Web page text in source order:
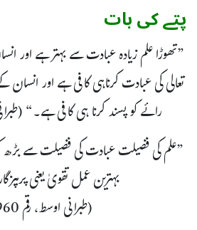
پتے کی بات
”تھوڑا علم زیادہ عبادت سے بہتر ہے اور
تعالی کی عبادت کرناہی کافی ہے اور
رائے کو پسند کرنا ہی کافی ہے۔“ (طبرانی
”علم کی فضیلت عبادت کی فضیلت سے
بہترین عمل تقویٰ یعنی
(طبرانی اوسط، رقم 3960)